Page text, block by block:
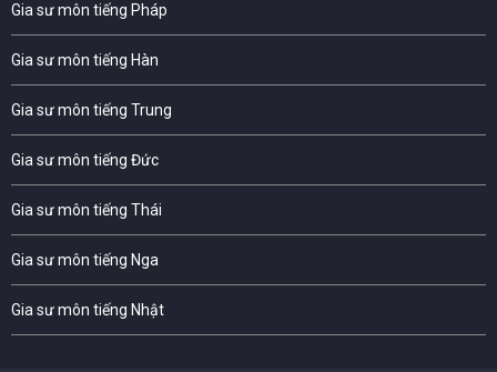
Gia sư môn tiếng Pháp
Gia sư môn tiếng Hàn
Gia sư môn tiếng Trung
Gia sư môn tiếng Đức
Gia sư môn tiếng Thái
Gia sư môn tiếng Nga
Gia sư môn tiếng Nhật